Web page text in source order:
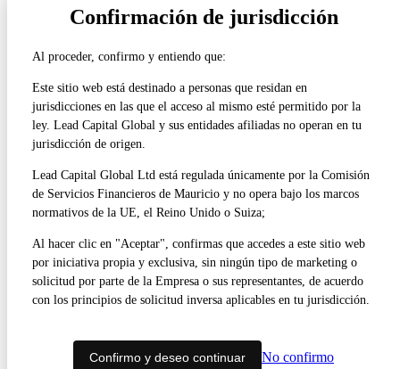
Confirmación de jurisdicción
Al proceder, confirmo y entiendo que:
Este sitio web está destinado a personas que residan en
jurisdicciones en las que el acceso al mismo esté permitido por la
ley. Lead Capital Global y sus entidades afiliadas no operan en tu
jurisdicción de origen.
Lead Capital Global Ltd está regulada únicamente por la Comisión
de Servicios Financieros de Mauricio y no opera bajo los marcos
normativos de la UE, el Reino Unido o Suiza;
Al hacer clic en "Aceptar", confirmas que accedes a este sitio web
por iniciativa propia y exclusiva, sin ningún tipo de marketing o
solicitud por parte de la Empresa o sus representantes, de acuerdo
con los principios de solicitud inversa aplicables en tu jurisdicción.
Confirmo y deseo continuar No confirmo
VER TODOS LOS DETALLES DE LA REGULACIÓN ›
Estados Unidos
CRD# 316822
Reino Unido
Regulado por la FCA
Europa
Regulado por CySEC
Europa
Regulado por CySEC
2025 TRADE.com Todos los derechos reservados.